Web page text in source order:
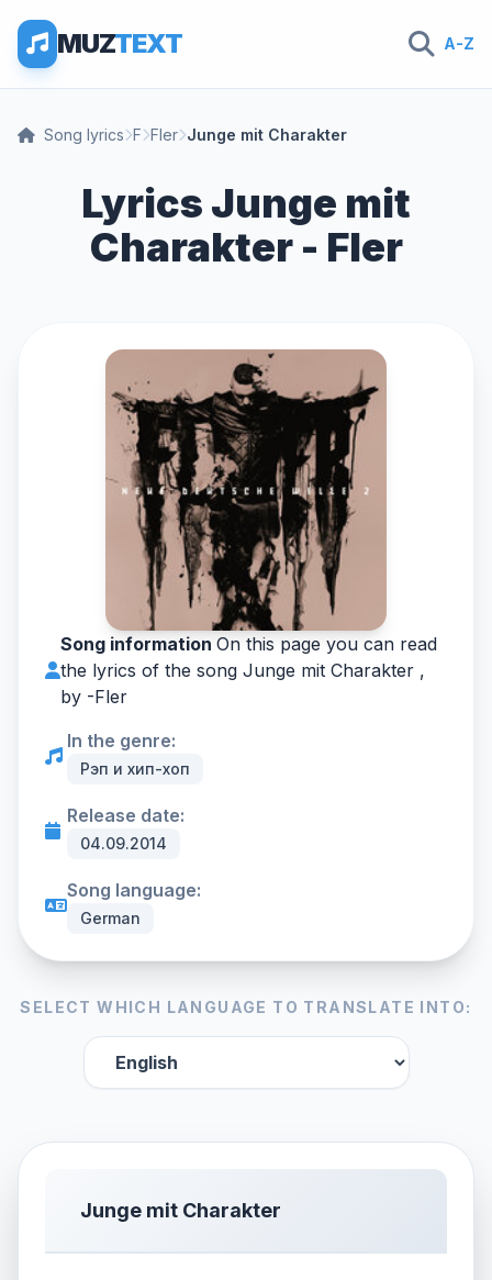
MUZTEXT A-Z
Song lyrics F Fler Junge mit Charakter
Lyrics Junge mit
Charakter - Fler
Song information On this page you can read
the lyrics of the song Junge mit Charakter ,
by -Fler
In the genre:
Рэп и хип-хоп
Release date:
04.09.2014
Song language:
German
SELECT WHICH LANGUAGE TO TRANSLATE INTO:
Junge mit Charakter